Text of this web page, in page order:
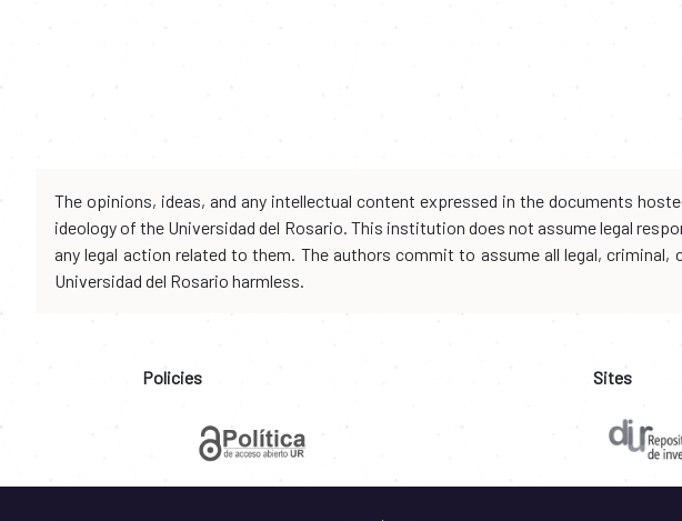
The opinions, ideas, and any intellectual content expressed in the documents
ideology of the Universidad del Rosario. This institution does not assume legal
any legal action related to them. The authors commit to assume all legal,
Universidad del Rosario harmless.
Policies Sites